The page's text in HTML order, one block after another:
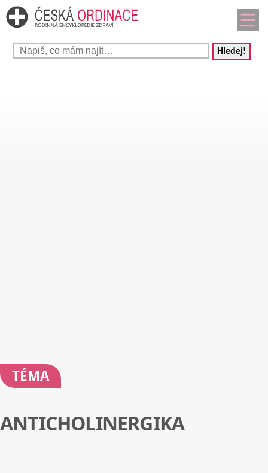
Hledej!
TÉMA
ANTICHOLINERGIKA